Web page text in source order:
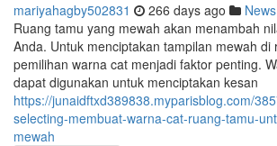
mariyahagby502831 266 days ago News
Ruang tamu yang mewah akan menambah
Anda. Untuk menciptakan tampilan mewah di
pemilihan warna cat menjadi faktor penting.
dapat digunakan untuk menciptakan kesan
https://junaidftxd389838.myparisblog.com/
selecting-membuat-warna-cat-ruang-tamu-
mewah